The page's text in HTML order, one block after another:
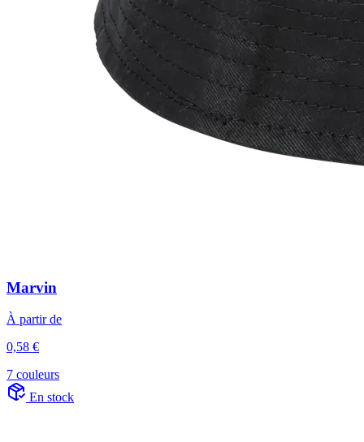
Marvin
À partir de
0,58 €
7 couleurs
En stock